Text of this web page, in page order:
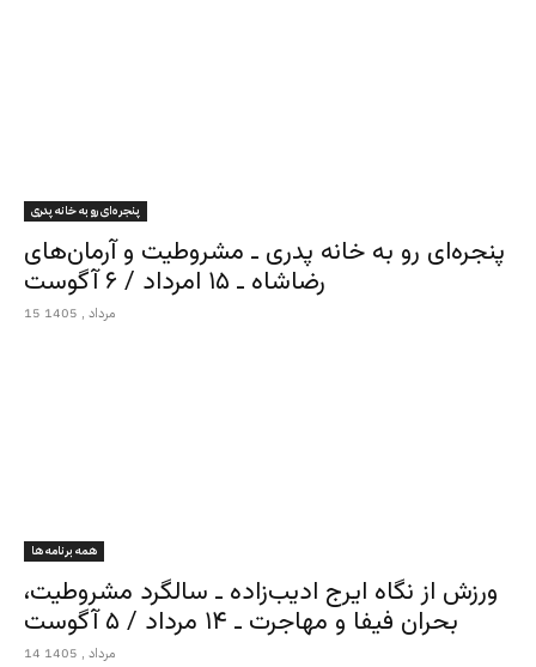
پنجره‌ای رو به خانه پدری
پنجره‌ای رو به خانه پدری ـ مشروطیت و آرمان‌های
رضاشاه ـ ۱۵ امرداد / ۶ آگوست
15 مرداد , 1405
همه برنامه ها
ورزش از نگاه ایرج ادیب‌زاده ـ سالگرد مشروطیت،
بحران فیفا و مهاجرت ـ ۱۴ مرداد / ۵ آگوست
14 مرداد , 1405